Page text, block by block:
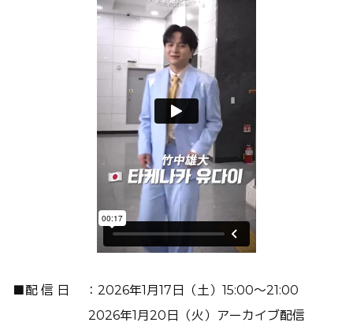
■配 信 日 ：2026年1月17日（土）15:00～21:00
2026年1月20日（火）アーカイブ配信